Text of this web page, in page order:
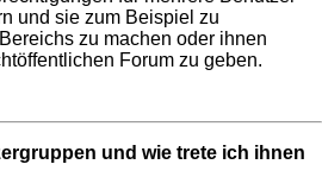
und sie zum Beispiel zu
zu machen oder ihnen
Forum zu geben.
und wie trete ich ihnen